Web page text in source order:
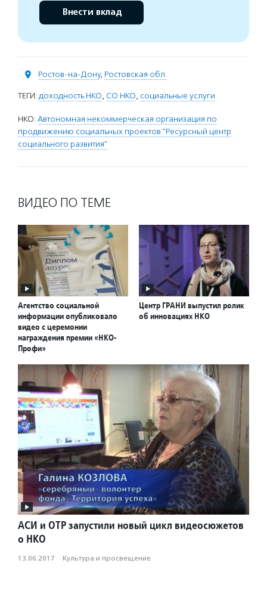
Внести вклад
Ростов-на-Дону, Ростовская обл.
ТЕГИ: доходность НКО, СО НКО, социальные услуги
НКО: Автономная некоммерческая организация по
продвижению социальных проектов "Ресурсный центр
социального развития"
ВИДЕО ПО ТЕМЕ
Агентство социальной
информации опубликовало
видео с церемонии
награждения премии «НКО-
Профи»
Центр ГРАНИ выпустил ролик
об инновациях НКО
АСИ и ОТР запустили новый цикл видеосюжетов
о НКО
13.06.2017 · Культура и просвещение